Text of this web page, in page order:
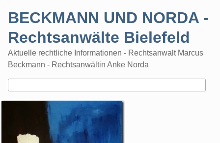
BECKMANN UND NORDA -
Rechtsanwälte Bielefeld
Aktuelle rechtliche Informationen - Rechtsanwalt Marcus
Beckmann - Rechtsanwältin Anke Norda